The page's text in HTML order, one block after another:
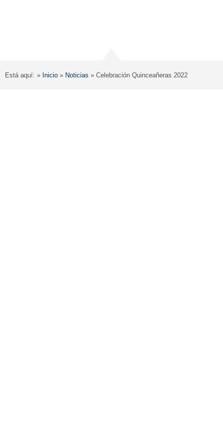
Está aquí: » Inicio » Noticias » Celebración Quinceañeras 2022